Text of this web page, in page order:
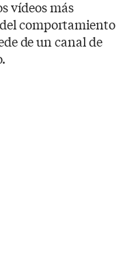
vídeos más
comportamiento
de un canal de